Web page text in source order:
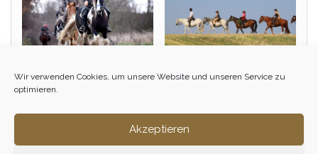
Wir verwenden Cookies, um unsere Website und unseren Service zu
optimieren.
Akzeptieren– September